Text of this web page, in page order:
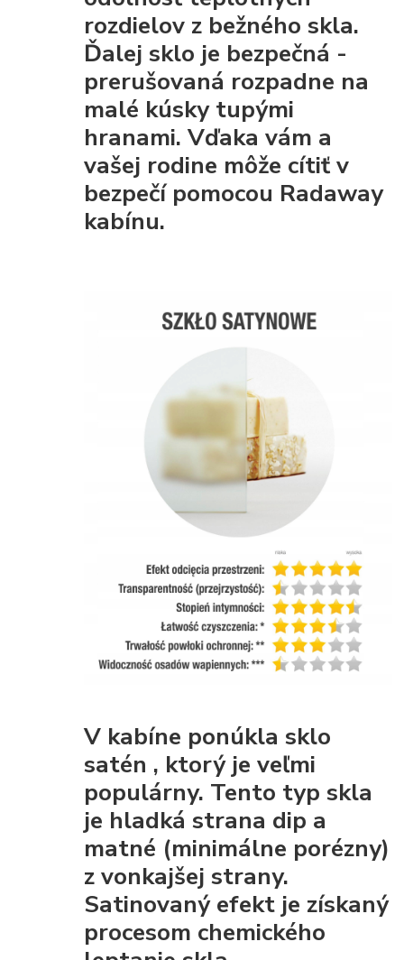
rozdielov z bežného skla.
Ďalej sklo je bezpečná -
prerušovaná rozpadne na
malé kúsky tupými
hranami. Vďaka vám a
vašej rodine môže cítiť v
bezpečí pomocou Radaway
kabínu.
V kabíne ponúklasklo
satén , ktorý je veľmi
populárny. Tento typ skla
je hladká strana dip a
matné (minimálne porézny)
z vonkajšej strany.
Satinovaný efekt je získaný
procesom chemického